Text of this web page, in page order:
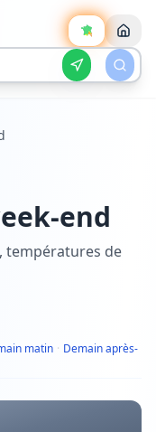
end
températures de
matin · Demain après-